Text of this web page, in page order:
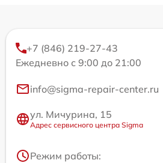
+7 (846) 219-27-43
Ежедневно с 9:00 до 21:00
info@sigma-repair-center.ru
ул. Мичурина, 15
Адрес сервисного центра Sigma
Режим работы: